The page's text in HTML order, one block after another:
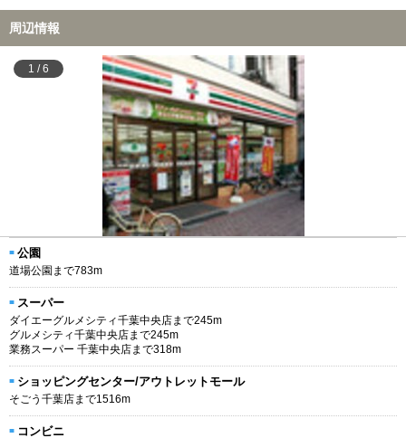
周辺情報
1 /6
公園
道場公園まで783m
スーパー
ダイエーグルメシティ千葉中央店まで245m
グルメシティ千葉中央店まで245m
業務スーパー 千葉中央店まで318m
ショッピングセンター/アウトレットモール
そごう千葉店まで1516m
コンビニ